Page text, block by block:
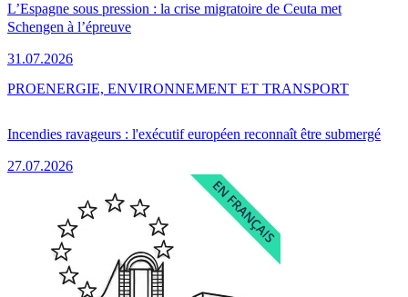
L’Espagne sous pression : la crise migratoire de Ceuta met
Schengen à l’épreuve
31.07.2026
Incendies ravageurs : l'exécutif européen reconnaît être submergé
27.07.2026
PROENERGIE, ENVIRONNEMENT ET TRANSPORT